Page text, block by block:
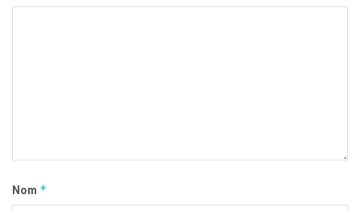
Nom *